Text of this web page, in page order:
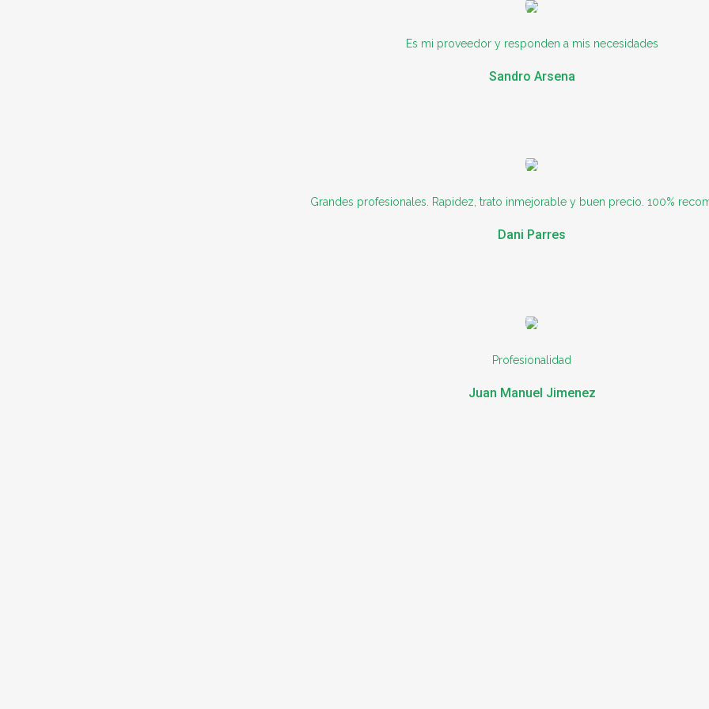
Es mi proveedor y responden a mis necesidades
Sandro Arsena
Grandes profesionales. Rapidez, trato inmejorable y buen precio. 100%
Dani Parres
Profesionalidad
Juan Manuel Jimenez